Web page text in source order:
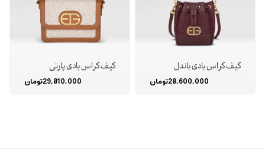
کیف کراس بادی باندل
28,600,000تومان
کیف کراس بادی پارتی
29,810,000تومان